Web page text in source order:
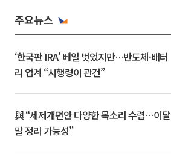
주요뉴스
‘한국판 IRA’ 베일 벗었지만…반도체·배터
리 업계 “시행령이 관건”
與 “세제개편안 다양한 목소리 수렴…이달
말 정리 가능성”